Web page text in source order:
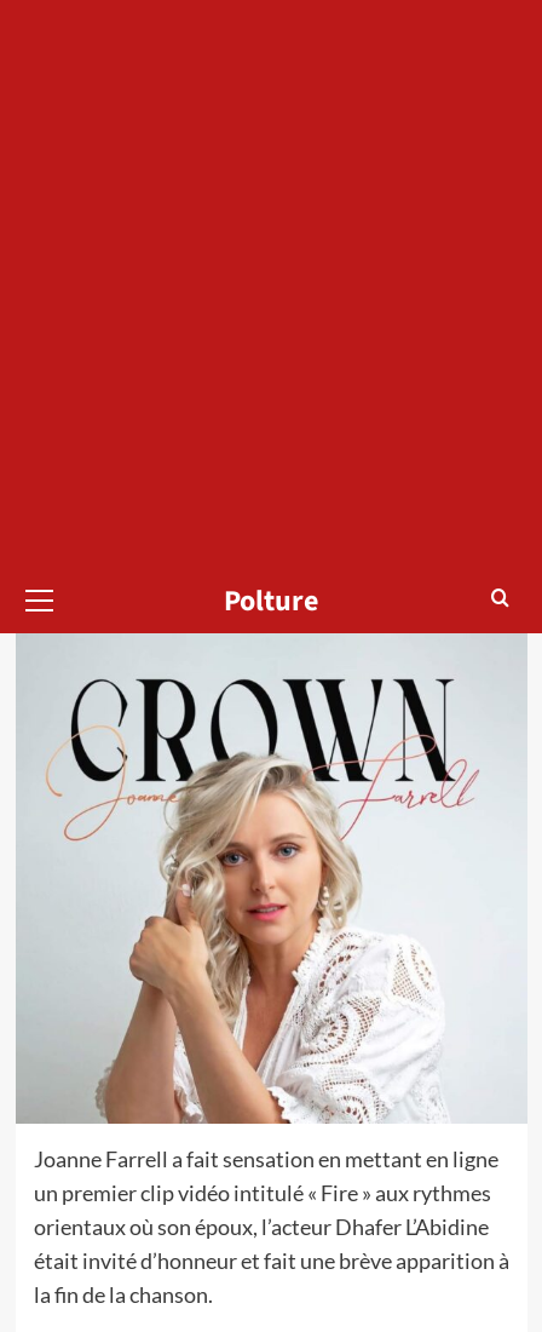
principal
Polture
Joanne Farrell a fait sensation en mettant en ligne
un premier clip vidéo intitulé « Fire » aux rythmes
orientaux où son époux, l’acteur Dhafer L’Abidine
était invité d’honneur et fait une brève apparition à
la fin de la chanson.